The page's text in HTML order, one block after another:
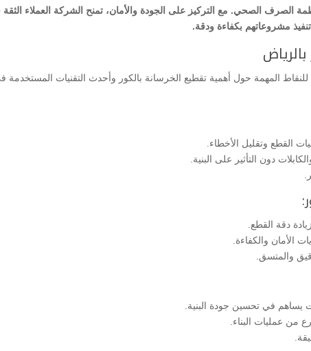
الصرف الصحي. مع التركيز على الجودة والأمان، تمنح الشركة العملاء
تنفيذ مشروعاتهم بكفاءة ودقة.
المهمة حول أهمية تقطيع الخرسانة بالكور وأحدث التقنيات المستخدمة
القطع وتقليل الأخطاء.
دون التأثير على البنية.
دقة القطع.
الأمان والكفاءة.
والمتسق.
يساهم في تحسين جودة البنية.
من عمليات البناء.